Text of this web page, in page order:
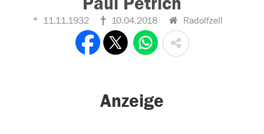
11.11.1932 10.04.2018 Radolfzell
Anzeige